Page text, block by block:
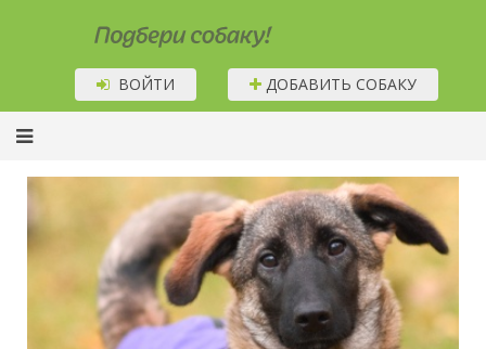
Подбери собаку!
ВОЙТИ ДОБАВИТЬ СОБАКУ